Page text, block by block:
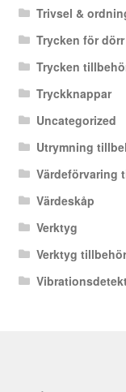
Trivsel &
Trycken för dörr
Trycken
Tryckknappar
Uncategorized
Utrymning
Värdeförvaring
Värdeskåp
Verktyg
Verktyg